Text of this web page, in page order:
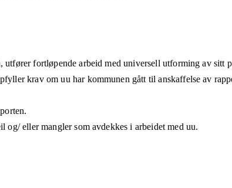
fortløpende arbeid med universell utforming av sitt
krav om uu har kommunen gått til anskaffelse av
eller mangler som avdekkes i arbeidet med uu.